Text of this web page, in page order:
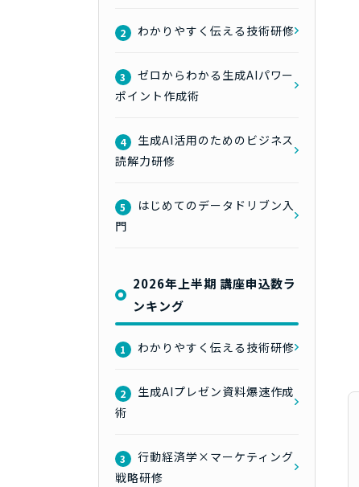
2 わかりやすく伝える技術研修
3
ゼロからわかる生成AIパワー
ポイント作成術
4
生成AI活用のためのビジネス
読解力研修
5
はじめてのデータドリブン入
門
2026年上半期 講座申込数ラ
ンキング
1 わかりやすく伝える技術研修
2
生成AIプレゼン資料爆速作成
術
3
行動経済学×マーケティング
戦略研修